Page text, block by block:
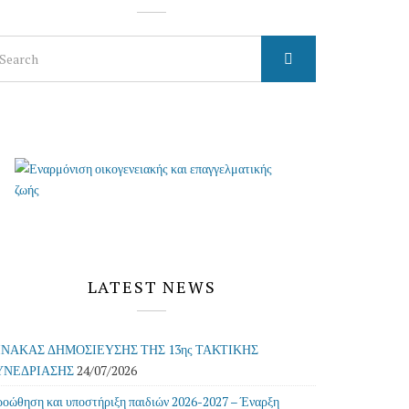
LATEST NEWS
ΔΗΜΟΣΙΕΥΣΗΣ ΤΗΣ 13ης ΤΑΚΤΙΚΗΣ
24/07/2026
και υποστήριξη παιδιών 2026-2027 – Έναρξη